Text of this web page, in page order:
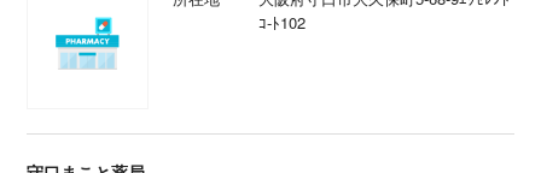
ｺ-ﾄ102